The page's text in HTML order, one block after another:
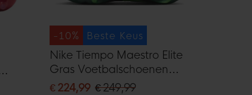
Beste Keus
-10%
Nike Tiempo Maestro Elite
Gras Voetbalschoenen
(FG) Zwart Felgroen
€ 224,99 € 249,99